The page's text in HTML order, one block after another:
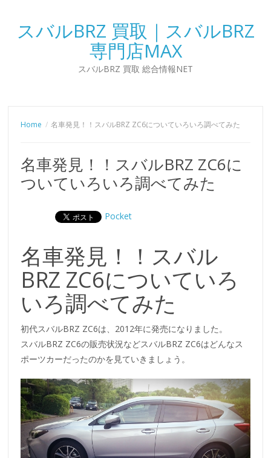
スバルBRZ 買取｜スバルBRZ
専門店MAX
スバルBRZ 買取 総合情報NET
Home 名車発見！！スバルBRZ ZC6についていろいろ調べてみた
名車発見！！スバルBRZ ZC6に
ついていろいろ調べてみた
Pocket
名車発見！！スバル
BRZ ZC6についていろ
いろ調べてみた
初代スバルBRZ ZC6は、2012年に発売になりました。
スバルBRZ ZC6の販売状況などスバルBRZ ZC6はどんなス
ポーツカーだったのかを見ていきましょう。